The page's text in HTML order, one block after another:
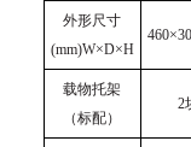
外形尺寸
(mm)W×D×H
载物托架
（标配）
2